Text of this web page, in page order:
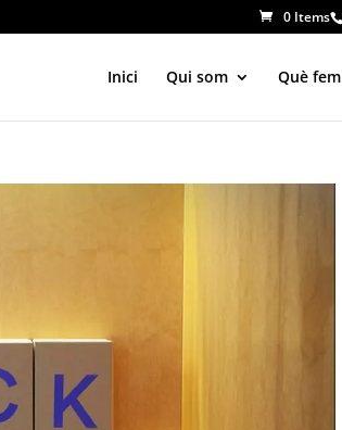
0 Items
Inici Qui som Què fem